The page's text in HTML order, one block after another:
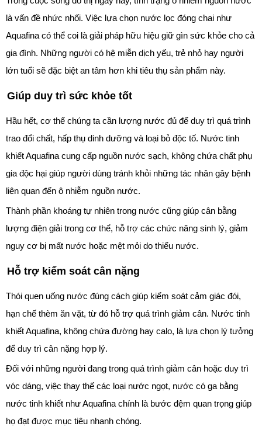
là vấn đề nhức nhối. Việc lựa chọn nước lọc đóng chai như
Aquafina có thể coi là giải pháp hữu hiệu giữ gìn sức khỏe cho cả
gia đình. Những người có hệ miễn dịch yếu, trẻ nhỏ hay người
lớn tuổi sẽ đặc biệt an tâm hơn khi tiêu thụ sản phẩm này.
Giúp duy trì sức khỏe tốt
Hầu hết, cơ thể chúng ta cần lượng nước đủ để duy trì quá trình
trao đổi chất, hấp thụ dinh dưỡng và loại bỏ độc tố. Nước tinh
khiết Aquafina cung cấp nguồn nước sạch, không chứa chất phụ
gia độc hại giúp người dùng tránh khỏi những tác nhân gây bệnh
liên quan đến ô nhiễm nguồn nước.
Thành phần khoáng tự nhiên trong nước cũng giúp cân bằng
lượng điện giải trong cơ thể, hỗ trợ các chức năng sinh lý, giảm
nguy cơ bị mất nước hoặc mệt mỏi do thiếu nước.
Hỗ trợ kiểm soát cân nặng
Thói quen uống nước đúng cách giúp kiểm soát cảm giác đói,
hạn chế thèm ăn vặt, từ đó hỗ trợ quá trình giảm cân. Nước tinh
khiết Aquafina, không chứa đường hay calo, là lựa chọn lý tưởng
để duy trì cân nặng hợp lý.
Đối với những người đang trong quá trình giảm cân hoặc duy trì
vóc dáng, việc thay thế các loại nước ngọt, nước có ga bằng
nước tinh khiết như Aquafina chính là bước đệm quan trọng giúp
họ đạt được mục tiêu nhanh chóng.